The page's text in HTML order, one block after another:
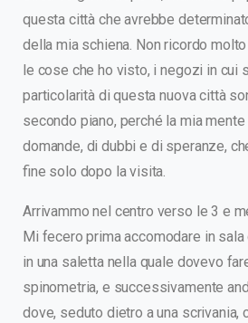
questa città che avrebbe
della mia schiena. Non ricordo
le cose che ho visto, i negozi in cui
particolarità di questa nuova città
secondo piano, perché la mia
domande, di dubbi e di speranze,
fine solo dopo la visita.
Arrivammo nel centro verso le 3 e
Mi fecero prima accomodare in sala
in una saletta nella quale dovevo
spinometria, e successivamente
dove, seduto dietro a una scrivania,